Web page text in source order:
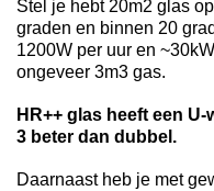
Stel je hebt 20m2 glas
graden en binnen 20
1200W per uur en
ongeveer 3m3 gas.
HR++ glas heeft een
3 beter dan dubbel.
Daarnaast heb je met